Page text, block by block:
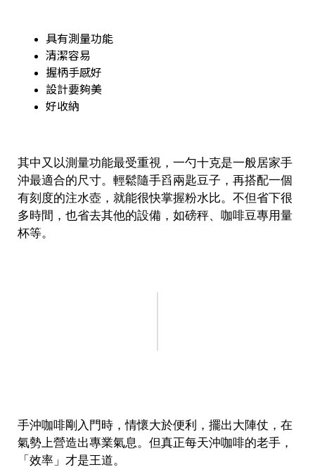
具有測量功能
清潔容易
握柄手感好
設計要夠美
好收納
其中又以測量功能最受重視，一勺十克是一般居家手
沖最適合的尺寸。輕鬆隨手舀兩匙豆子，再搭配一個
有刻度的注水壺，就能很快掌握粉水比。不但省下很
多時間，也省去其他的設備，如磅秤、咖啡豆專用量
杯等。
手沖咖啡剛入門時，情懷大於便利，擺出大陣仗，在
氣勢上營造出專業氣息。但真正每天沖咖啡的老手，
「效率」才是王道。